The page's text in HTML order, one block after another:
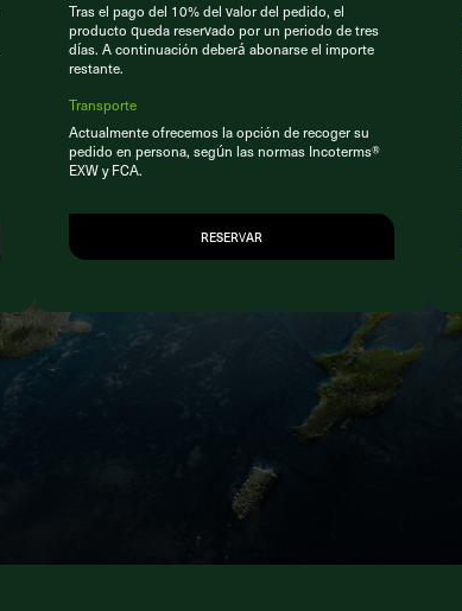
Tras el pago del 10% del valor del pedido, el
producto queda reservado por un periodo de tres
días. A continuación deberá abonarse el importe
restante.
Transporte
Actualmente ofrecemos la opción de recoger su
pedido en persona, según las normas Incoterms®
EXW y FCA.
RESERVAR